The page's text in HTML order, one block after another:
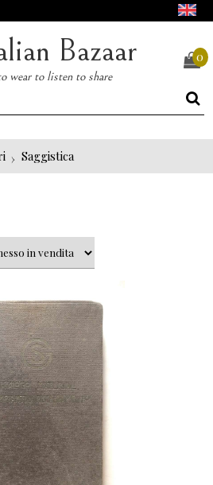
Bazaar
wear to listen to share
0
Saggistica